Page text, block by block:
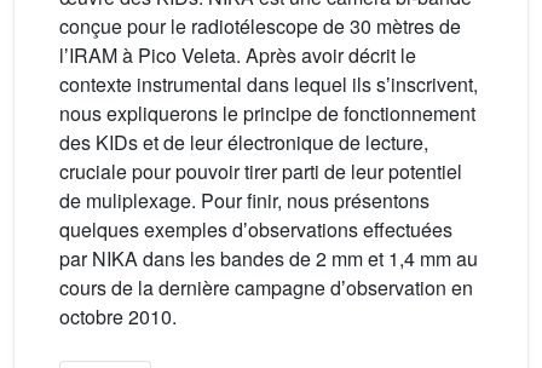
conçue pour le radiotélescope de 30 mètres de
lʼIRAM à Pico Veleta. Après avoir décrit le
contexte instrumental dans lequel ils sʼinscrivent,
nous expliquerons le principe de fonctionnement
des KIDs et de leur électronique de lecture,
cruciale pour pouvoir tirer parti de leur potentiel
de muliplexage. Pour finir, nous présentons
quelques exemples dʼobservations effectuées
par NIKA dans les bandes de 2 mm et 1,4 mm au
cours de la dernière campagne dʼobservation en
octobre 2010.